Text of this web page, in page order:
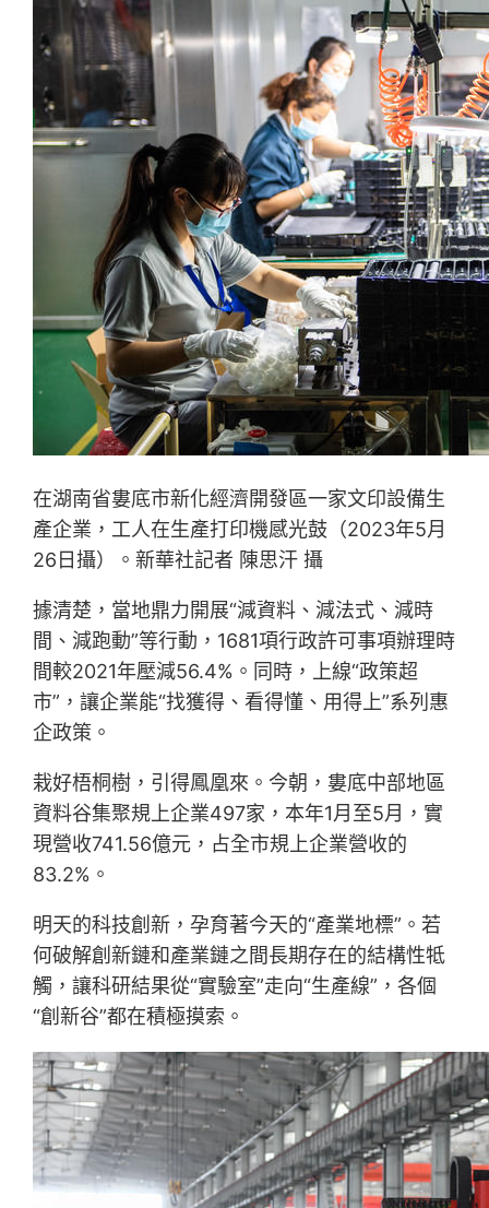
在湖南省婁底市新化經濟開發區一家文印設備生
產企業，工人在生產打印機感光鼓（2023年5月
26日攝）。新華社記者 陳思汗 攝
據清楚，當地鼎力開展“減資料、減法式、減時
間、減跑動”等行動，1681項行政許可事項辦理時
間較2021年壓減56.4%。同時，上線“政策超
市”，讓企業能“找獲得、看得懂、用得上”系列惠
企政策。
栽好梧桐樹，引得鳳凰來。今朝，婁底中部地區
資料谷集聚規上企業497家，本年1月至5月，實
現營收741.56億元，占全市規上企業營收的
83.2%。
明天的科技創新，孕育著今天的“產業地標”。若
何破解創新鏈和產業鏈之間長期存在的結構性牴
觸，讓科研結果從“實驗室”走向“生產線”，各個
“創新谷”都在積極摸索。